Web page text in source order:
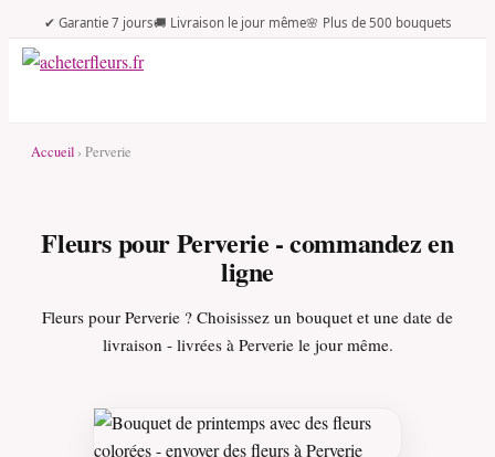
✔ Garantie 7 jours🚚 Livraison le jour même🌸 Plus de 500 bouquets
Accueil › Perverie
Fleurs pour Perverie - commandez en
ligne
Fleurs pour Perverie ? Choisissez un bouquet et une date de
livraison - livrées à Perverie le jour même.